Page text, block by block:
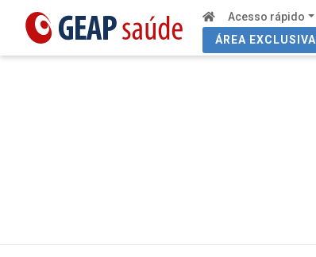
Acesso rápido
ÁREA EXCLUSIVA